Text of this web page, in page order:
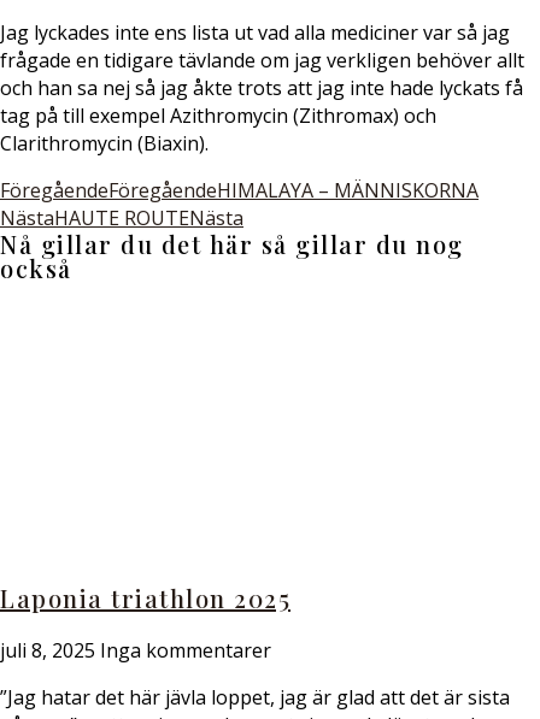
Jag lyckades inte ens lista ut vad alla mediciner var så jag
frågade en tidigare tävlande om jag verkligen behöver allt
och han sa nej så jag åkte trots att jag inte hade lyckats få
tag på till exempel Azithromycin (Zithromax) och
Clarithromycin (Biaxin).
FöregåendeFöregåendeHIMALAYA – MÄNNISKORNA
NästaHAUTE ROUTENästa
Nå gillar du det här så gillar du nog
också
Laponia triathlon 2025
juli 8, 2025 Inga kommentarer
”Jag hatar det här jävla loppet, jag är glad att det är sista